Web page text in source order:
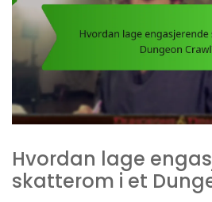
Hvordan lage
skatterom i et